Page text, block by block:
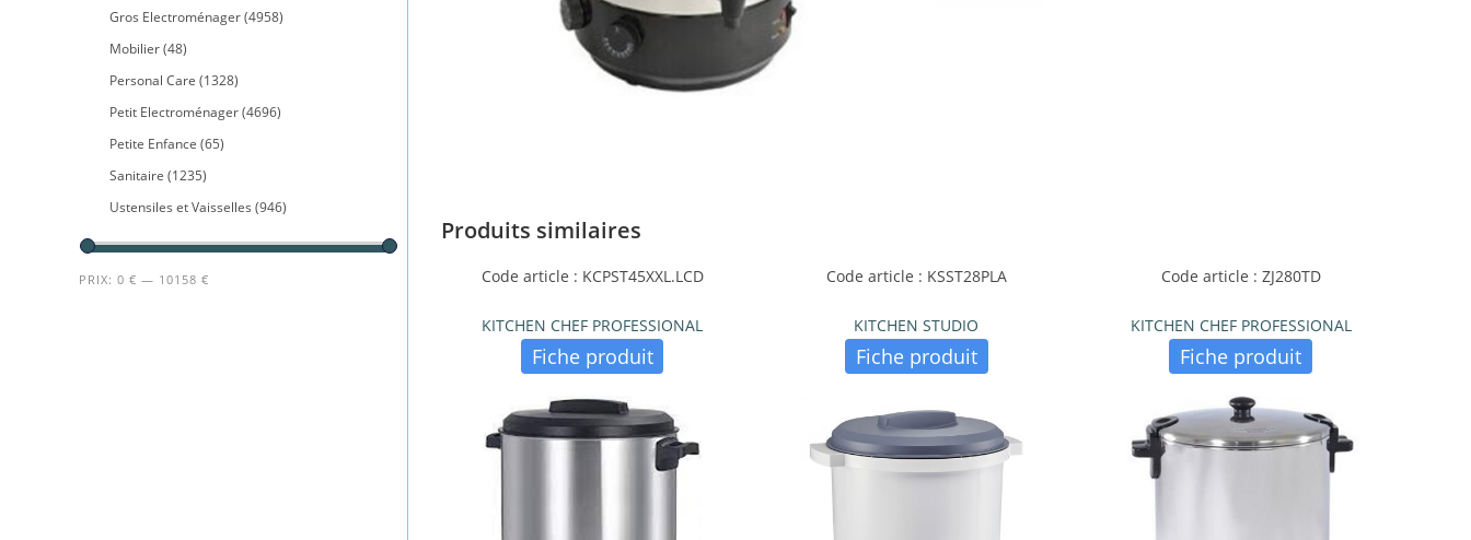
Produits similaires
Code article : KCPST45XXL.LCD
KITCHEN CHEF PROFESSIONAL
Fiche produit
Code article : KSST28PLA
KITCHEN STUDIO
Fiche produit
Code article : ZJ280TD
KITCHEN CHEF PROFESSIONAL
Fiche produit
Gros Electroménager(4958)
Mobilier(48)
Personal Care (1328)
Petit Electroménager(4696)
Petite Enfance (65)
Sanitaire (1235)
Ustensiles et Vaisselles (946)
PRIX: 0 € — 10158 €